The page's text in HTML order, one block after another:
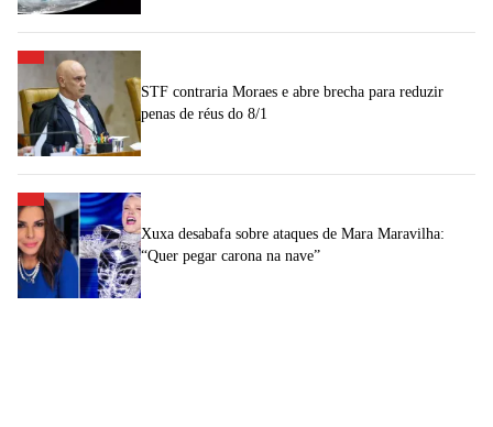
STF contraria Moraes e abre brecha para reduzir
penas de réus do 8/1
Xuxa desabafa sobre ataques de Mara Maravilha:
“Quer pegar carona na nave”